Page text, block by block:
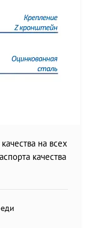
на всех
качества